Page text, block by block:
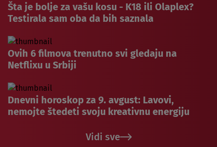
Šta je bolje za vašu kosu - K18 ili Olaplex?
Testirala sam oba da bih saznala
Ovih 6 filmova trenutno svi gledaju na
Netflixu u Srbiji
Dnevni horoskop za 9. avgust: Lavovi,
nemojte štedeti svoju kreativnu energiju
Vidi sve